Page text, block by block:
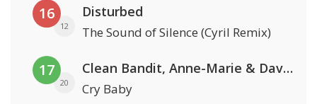
16
12
Disturbed
The Sound of Silence (Cyril Remix)
17
20
Clean Bandit, Anne-Marie & David Guetta
Cry Baby